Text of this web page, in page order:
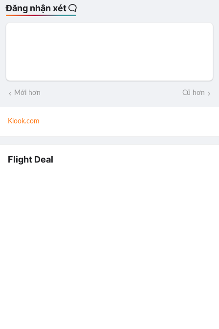
Đăng nhận xét
Mới hơn Cũ hơn
Klook.com
Flight Deal